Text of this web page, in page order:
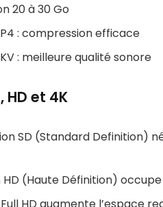
20 à 30 Go
: compression efficace
: meilleure qualité sonore
HD et 4K
SD (Standard Definition)
HD (Haute Définition)
HD augmente l’espace